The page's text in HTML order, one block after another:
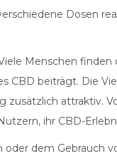
Dosen
Menschen finden
CBD beiträgt. Die
zusätzlich attraktiv.
ihr CBD-
dem Gebrauch